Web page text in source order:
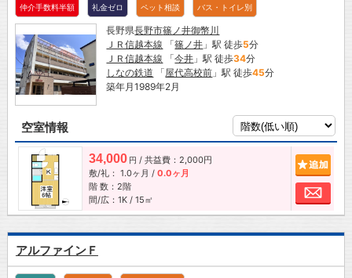
仲介手数料半額 礼金ゼロ ペット相談 バス・トイレ別
長野県長野市篠ノ井御幣川
ＪＲ信越本線 「篠ノ井 」駅 徒歩5分
ＪＲ信越本線 「今井 」駅 徒歩34分
しなの鉄道 「屋代高校前 」駅 徒歩45分
築年月1989年2月
空室情報
34,000 円 / 共益費：2,000円
敷/礼： 1.0ヶ月 / 0.0ヶ月
階 数：2階
間/広：1K / 15㎡
お
アルファインＦ